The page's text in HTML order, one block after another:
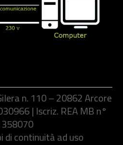
n. 110 – 20862 Arcore
| Iscriz. REA MB n°
di continuità ad uso